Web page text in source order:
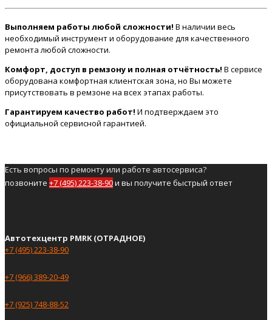
Выполняем работы любой сложности! В наличии весь
необходимый инструмент и оборудование для качественного
ремонта любой сложности.
Комфорт, доступ в ремзону и полная отчётность! В сервисе
оборудована комфортная клиентская зона, но Вы можете
присутствовать в ремзоне на всех этапах работы.
Гарантируем качество работ! И подтверждаем это
официальной сервисной гарантией.
Есть вопросы по ремонту или работе автосервиса?
позвоните +7 (495) 223-38-90и вы получите быстрый ответ
Автотехцентр PMRK (ОТРАДНОЕ)
+7 (495) 223-38-90
+7 (966) 389-20-49
+7 (925) 748-88-52